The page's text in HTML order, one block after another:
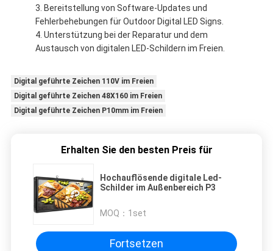
Bereitstellung von Software-Updates und
Fehlerbehebungen für Outdoor Digital LED Signs.
Unterstützung bei der Reparatur und dem
Austausch von digitalen LED-Schildern im Freien.
Digital geführte Zeichen 110V im Freien
Digital geführte Zeichen 48X160 im Freien
Digital geführte Zeichen P10mm im Freien
Erhalten Sie den besten Preis für
Hochauflösende digitale Led-
Schilder im Außenbereich P3
MOQ： 1set
Fortsetzen